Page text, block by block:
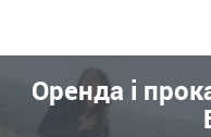
Оренда і